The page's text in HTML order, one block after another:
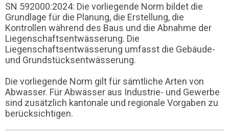
SN 592000:2024: Die vorliegende Norm bildet die
Grundlage für die Planung, die Erstellung, die
Kontrollen während des Baus und die Abnahme der
Liegenschaftsentwässerung. Die
Liegenschaftsentwässerung umfasst die Gebäude-
und Grundstücksentwässerung.
Die vorliegende Norm gilt für sämtliche Arten von
Abwasser. Für Abwässer aus Industrie- und Gewerbe
sind zusätzlich kantonale und regionale Vorgaben zu
berücksichtigen.